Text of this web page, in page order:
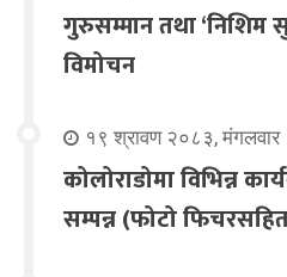
गुरुसम्मान तथा ‘निशिम
विमोचन
१९ श्रावण २०८३, मंगलवार
कोलोराडोमा विभिन्न
सम्पन्न (फोटो